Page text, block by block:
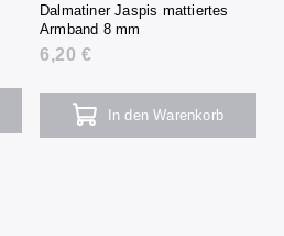
Dalmatiner Jaspis mattiertes
Armband 8 mm
6,20 €
In den Warenkorb